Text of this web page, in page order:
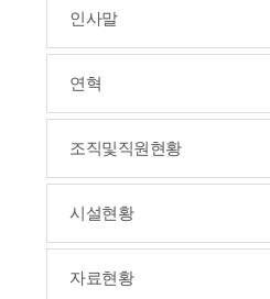
인사말
연혁
조직및직원현황
시설현황
자료현황